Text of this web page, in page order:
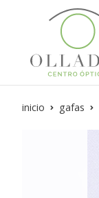
inicio gafas